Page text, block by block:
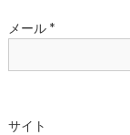
メール *
サイト